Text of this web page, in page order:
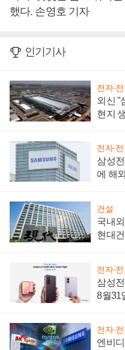
했다. 손영호 기자
인기기사
전자·
외신 "
현지
전자·
삼성
에 해
건설
국내
현대
전자·
삼성
8월31
전자·
엔비